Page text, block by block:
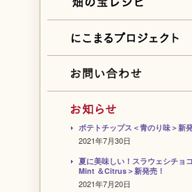
ポテトチップス＜青のり味＞新
2021年7月30日
夏に美味しい！スラウェシチョ
Mint ＆Citrus＞新発売！
2021年7月20日